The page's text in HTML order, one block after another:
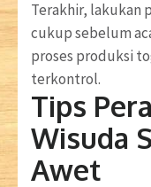
Terakhir, lakukan
cukup sebelum
proses produksi
terkontrol.
Tips
Wisuda
Awet